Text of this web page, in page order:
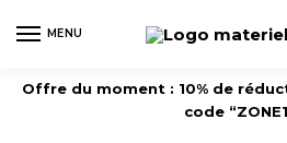
MENU
Offre du moment : 10% de
code